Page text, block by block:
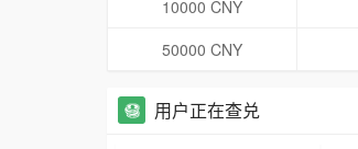
10000 CNY
50000 CNY
用户正在查兑